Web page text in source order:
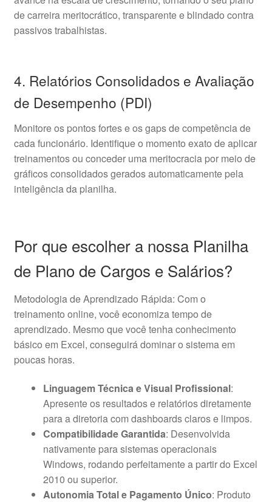
de carreira meritocrático, transparente e blindado contra
passivos trabalhistas.
4. Relatórios Consolidados e Avaliação
de Desempenho (PDI)
Monitore os pontos fortes e os gaps de competência de
cada funcionário. Identifique o momento exato de aplicar
treinamentos ou conceder uma meritocracia por meio de
gráficos consolidados gerados automaticamente pela
inteligência da planilha.
Por que escolher a nossa Planilha
de Plano de Cargos e Salários?
Metodologia de Aprendizado Rápida: Com o
treinamento online, você economiza tempo de
aprendizado. Mesmo que você tenha conhecimento
básico em Excel, conseguirá dominar o sistema em
poucas horas.
Linguagem Técnica e Visual Profissional:
Apresente os resultados e relatórios diretamente
para a diretoria com dashboards claros e limpos.
Compatibilidade Garantida: Desenvolvida
nativamente para sistemas operacionais
Windows, rodando perfeitamente a partir do Excel
2010 ou superior.
Autonomia Total e Pagamento Único: Produto